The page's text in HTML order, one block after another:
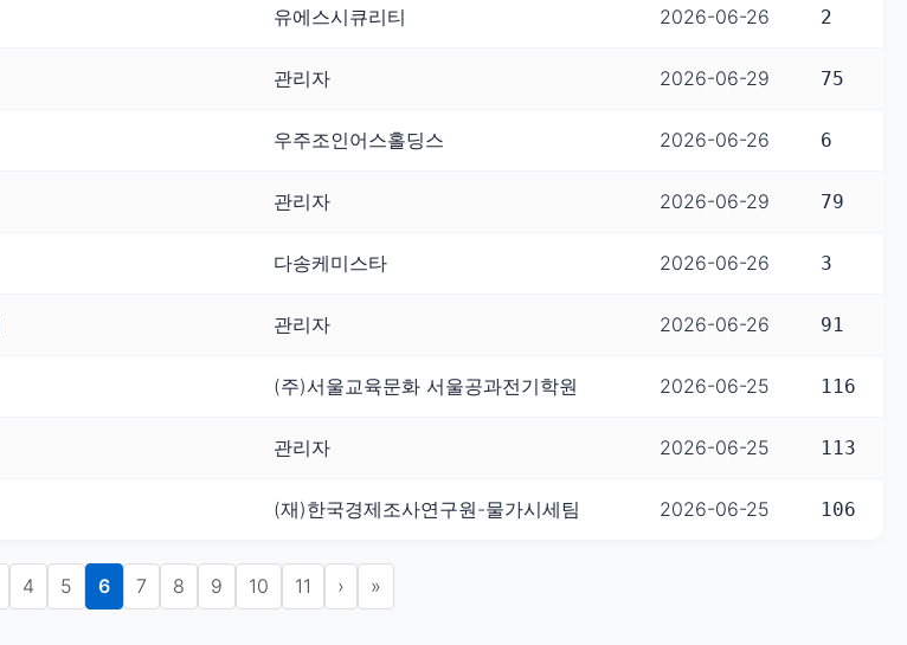
유에스시큐리티 2026-06-26 2
관리자 2026-06-29 75
우주조인어스홀딩스 2026-06-26 6
관리자 2026-06-29 79
다송케미스타 2026-06-26 3
관리자 2026-06-26 91
(주)서울교육문화 서울공과전기학원 2026-06-25 116
관리자 2026-06-25 113
(재)한국경제조사연구원-물가시세팀 2026-06-25 106
4 5 6 7 8 9 10 11 › »